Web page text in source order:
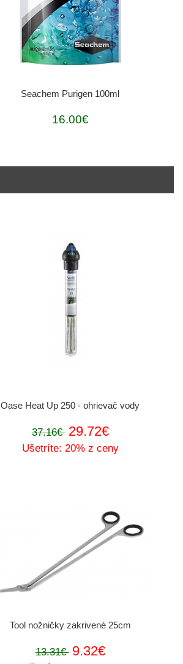
Seachem Purigen 100ml
16.00€
Oase Heat Up 250 - ohrievač vody
37.16€ 29.72€
Ušetríte: 20% z ceny
Tool nožničky zakrivené 25cm
13.31€ 9.32€